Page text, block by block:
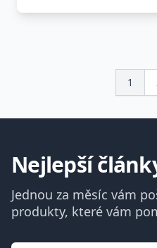
1
Nejlepší
Jednou za měsíc vám
produkty, které vám